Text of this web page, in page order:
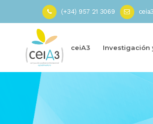
(+34) 957 21 3069
ceiA3 Investigación